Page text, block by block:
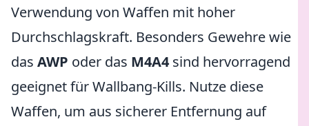
Verwendung von Waffen mit hoher
Durchschlagskraft. Besonders Gewehre wie
das AWP oder das M4A4 sind hervorragend
geeignet für Wallbang-Kills. Nutze diese
Waffen, um aus sicherer Entfernung auf